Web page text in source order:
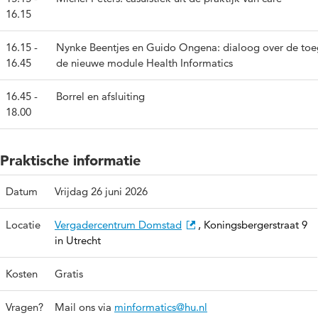
16.15
16.15 -
16.45
Nynke Beentjes en Guido Ongena: dialoog over de
de nieuwe module Health Informatics
16.45 -
18.00
Borrel en afsluiting
Praktische informatie
Datum Vrijdag 26 juni 2026
Locatie Vergadercentrum Domstad
, Koningsbergerstraat 9
in Utrecht
Kosten Gratis
Vragen? Mail ons via minformatics@hu.nl